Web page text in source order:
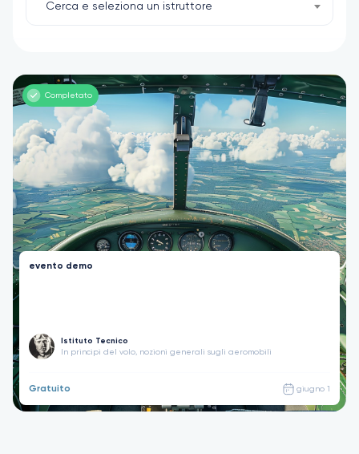
Cerca e seleziona un istruttore
Completato
evento demo
Istituto Tecnico
In principi del volo, nozioni generali sugli aeromobili
Gratuito giugno 1